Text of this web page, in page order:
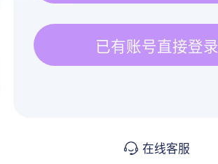
已有账号直接登录
在线客服